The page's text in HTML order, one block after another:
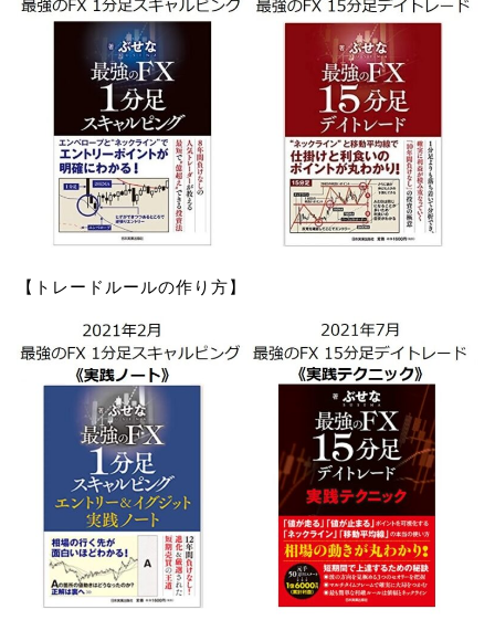
【トレードルールの作り方】